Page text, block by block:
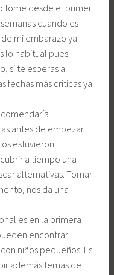
tome desde el primer
cuando es
mi embarazo ya
lo habitual pues
si te esperas a
fechas más criticas ya
antes de empezar
estuvieron
a tiempo una
alternativas. Tomar
nos da una
es en la primera
encontrar
niños pequeños. Es
además temas de